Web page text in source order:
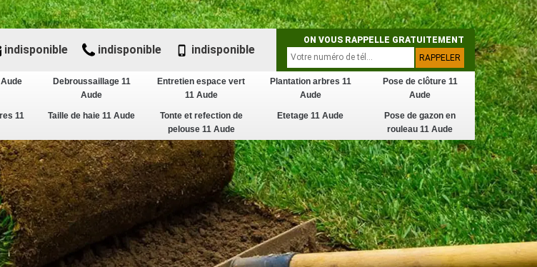
Debroussaillage 11
Aude
Entretien espace vert
11 Aude
Plantation arbres 11
Aude
Pose de clôture 11
Aude
11
Taille de haie 11 Aude
Tonte et refection de
pelouse 11 Aude
Etetage 11 Aude
Pose de gazon en
rouleau 11 Aude
indisponible indisponible indisponible
ON VOUS RAPPELLE GRATUITEMENT